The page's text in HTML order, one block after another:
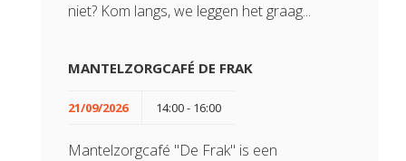
niet? Kom langs, we leggen het graag...
MANTELZORGCAFÉ DE FRAK
21/09/2026 14:00 - 16:00
Mantelzorgcafé "De Frak" is een